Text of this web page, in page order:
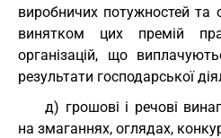
виробничих потужностей та
винятком цих премій
організацій, що
результати господарської
д) грошові і речові
на змаганнях, оглядах,